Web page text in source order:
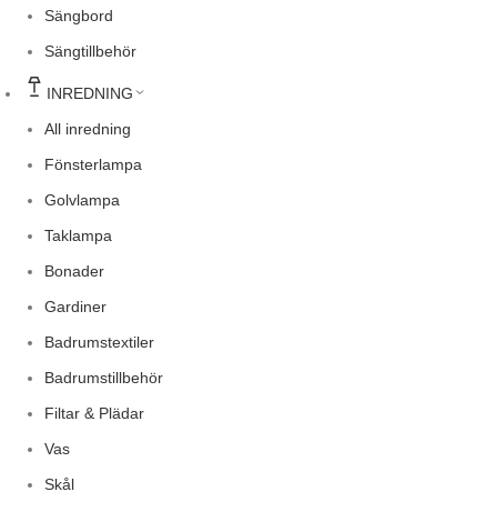
Sängbord
Sängtillbehör
INREDNING
All inredning
Fönsterlampa
Golvlampa
Taklampa
Bonader
Gardiner
Badrumstextiler
Badrumstillbehör
Filtar & Plädar
Vas
Skål